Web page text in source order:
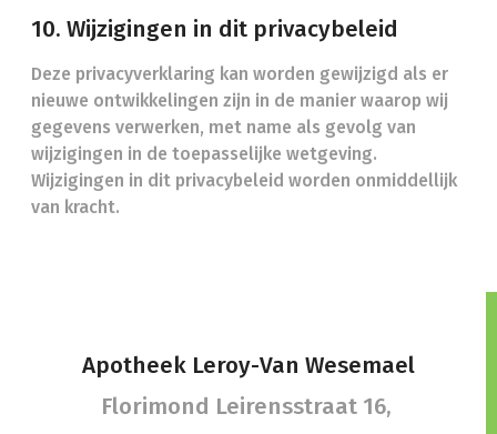
10. Wijzigingen in dit privacybeleid
Deze privacyverklaring kan worden gewijzigd als er
nieuwe ontwikkelingen zijn in de manier waarop wij
gegevens verwerken, met name als gevolg van
wijzigingen in de toepasselijke wetgeving.
Wijzigingen in dit privacybeleid worden onmiddellijk
van kracht.
Apotheek Leroy-Van Wesemael
Florimond Leirensstraat 16,